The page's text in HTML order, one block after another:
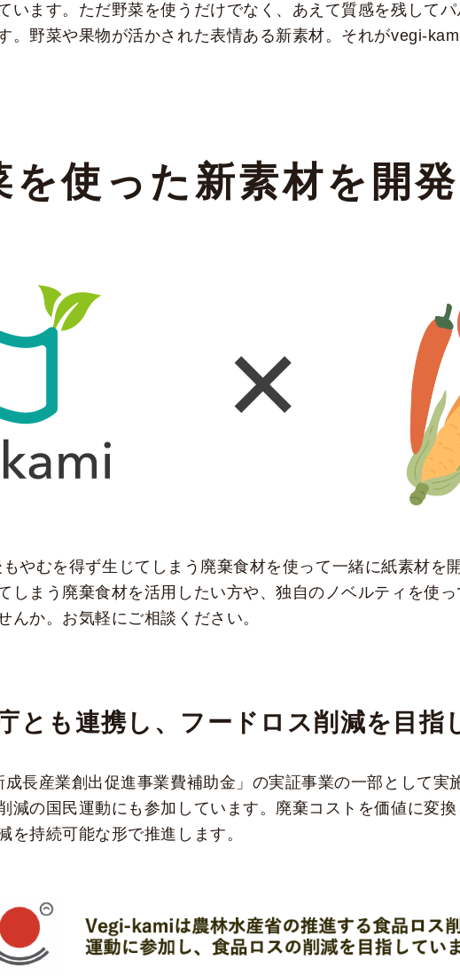
います。ただ野菜を使うだけでなく、あえて質感を残して
。野菜や果物が活かされた表情ある新素材。それがvegi-
を使った新素材を開
やむを得ず生じてしまう廃棄食材を使って一緒に紙素材を
しまう廃棄食材を活用したい方や、独自のノベルティを使
んか。お気軽にご相談ください。
とも連携し、フードロス削減を目指
長産業創出促進事業費補助金」の実証事業の一部として実
減の国民運動にも参加しています。廃棄コストを価値に変
を持続可能な形で推進します。